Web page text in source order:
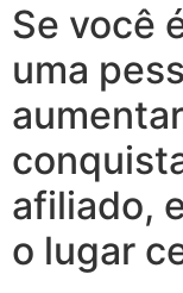
Se você
uma
afiliado,
o lugar